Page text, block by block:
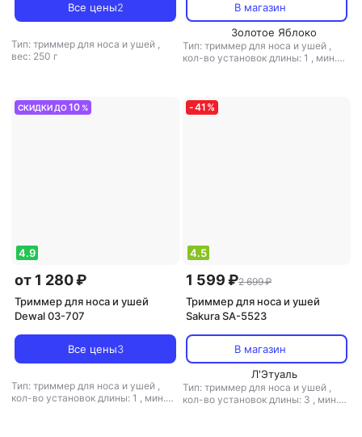
Все цены2
Тип: триммер для носа и ушей ,
вес: 250 г
В магазин
Золотое Яблоко
Тип: триммер для носа и ушей ,
кол-во установок длины: 1 , мин.
СКИДКИ ДО10 %
4.9
от 1 280 ₽
Триммер для носа и ушей
Dewal 03-707
Все цены3
Тип: триммер для носа и ушей ,
кол-во установок длины: 1 , мин.
-41 %
4.5
1 599 ₽2 699 ₽
Триммер для носа и ушей
Sakura SA-5523
В магазин
Л'Этуаль
Тип: триммер для носа и ушей ,
кол-во установок длины: 3 , мин.